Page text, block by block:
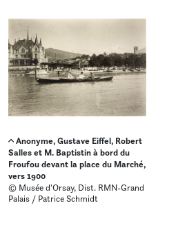
Anonyme, Gustave Eiffel, Robert
Salles et M. Baptistin à bord du
Froufou devant la place du Marché,
vers 1900
© Musée d'Orsay, Dist. RMN-Grand
Palais / Patrice Schmidt